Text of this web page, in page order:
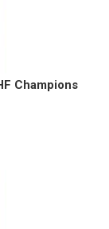
Champions